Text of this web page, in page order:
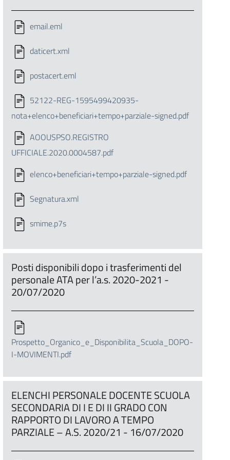
email.eml
daticert.xml
postacert.eml
52122-REG-1595499420935-
nota+elenco+beneficiari+tempo+parziale-signed.pdf
AOOUSPSO.REGISTRO
UFFICIALE.2020.0004587.pdf
elenco+beneficiari+tempo+parziale-signed.pdf
Segnatura.xml
smime.p7s
Posti disponibili dopo i trasferimenti del
personale ATA per l’a.s. 2020-2021 -
20/07/2020
Prospetto_Organico_e_Disponibilita_Scuola_DOPO-
I-MOVIMENTI.pdf
ELENCHI PERSONALE DOCENTE SCUOLA
SECONDARIA DI I E DI II GRADO CON
RAPPORTO DI LAVORO A TEMPO
PARZIALE – A.S. 2020/21 - 16/07/2020